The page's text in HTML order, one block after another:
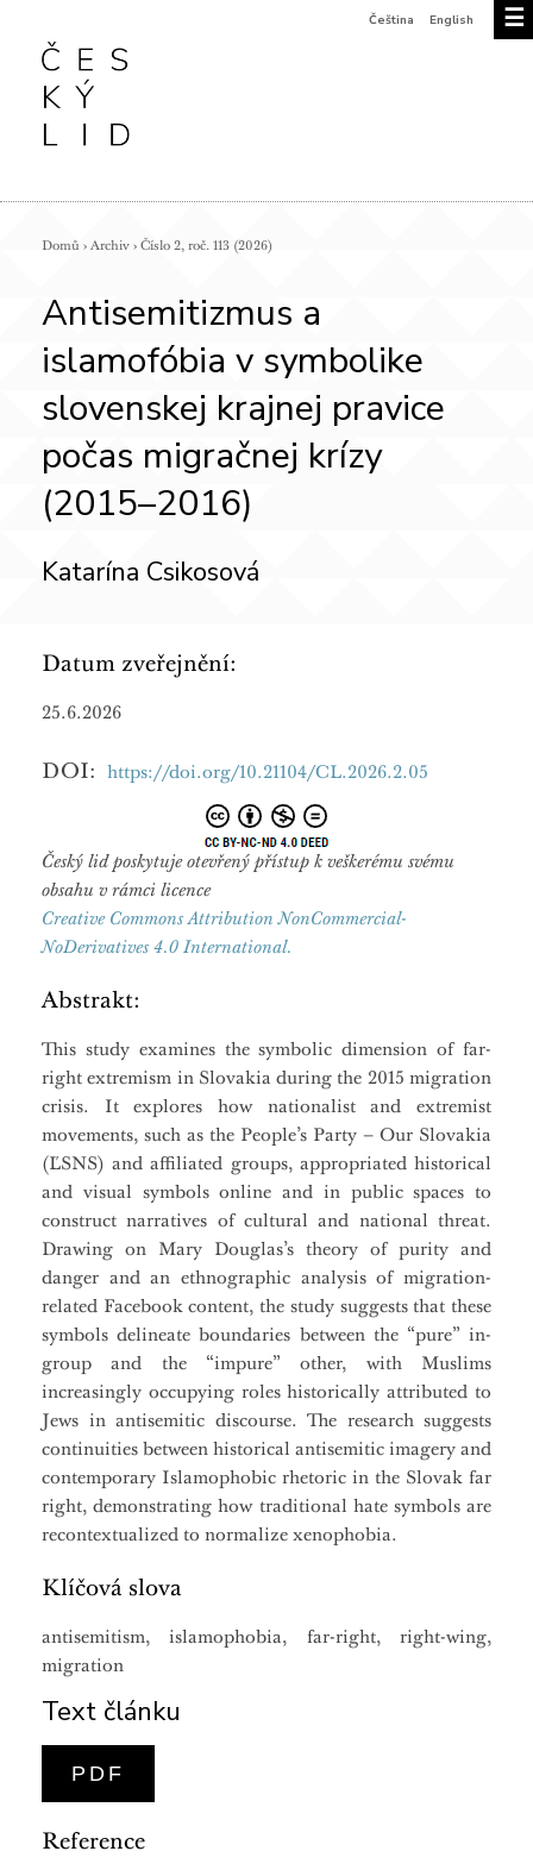
☰
Čeština English
Domů › Archiv › Číslo 2, roč. 113 (2026)
Antisemitizmus a
islamofóbia v symbolike
slovenskej krajnej pravice
počas migračnej krízy
(2015–2016)
Katarína Csikosová
Datum zveřejnění:
25.6.2026
DOI: https://doi.org/10.21104/CL.2026.2.05
Český lid poskytuje otevřený přístup k veškerému svému
obsahu v rámci licence
Creative Commons Attribution NonCommercial-
NoDerivatives 4.0 International.
Abstrakt:
This study examines the symbolic dimension of far-
right extremism in Slovakia during the 2015 migration
crisis. It explores how nationalist and extremist
movements, such as the People’s Party – Our Slovakia
(ĽSNS) and affiliated groups, appropriated historical
and visual symbols online and in public spaces to
construct narratives of cultural and national threat.
Drawing on Mary Douglas’s theory of purity and
danger and an ethnographic analysis of migration-
related Facebook content, the study suggests that these
symbols delineate boundaries between the “pure” in-
group and the “impure” other, with Muslims
increasingly occupying roles historically attributed to
Jews in antisemitic discourse. The research suggests
continuities between historical antisemitic imagery and
contemporary Islamophobic rhetoric in the Slovak far
right, demonstrating how traditional hate symbols are
recontextualized to normalize xenophobia.
Klíčová slova
antisemitism, islamophobia, far-right, right-wing,
migration
Text článku
PDF
Reference